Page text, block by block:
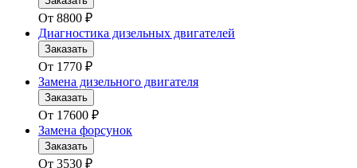
От 8800 ₽
Диагностика дизельных двигателей
Заказать
От 1770 ₽
Замена дизельного двигателя
Заказать
От 17600 ₽
Замена форсунок
Заказать
От 3530 ₽